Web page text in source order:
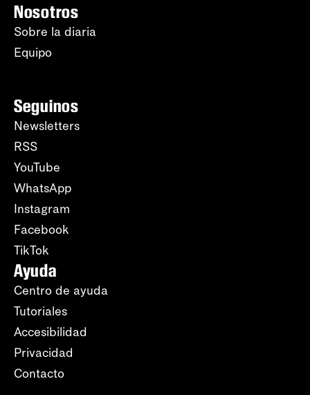
Nosotros
Sobre la diaria
Equipo
Seguinos
Newsletters
RSS
YouTube
WhatsApp
Instagram
Facebook
TikTok
Ayuda
Centro de ayuda
Tutoriales
Accesibilidad
Privacidad
Contacto